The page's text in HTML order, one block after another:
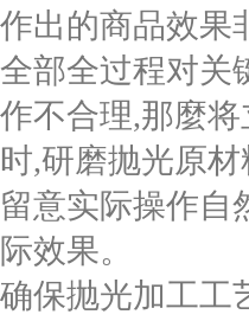
出的商品效果
部全过程对关
不合理,那麼
,研磨抛光原
意实际操作自
效果。
保抛光加工